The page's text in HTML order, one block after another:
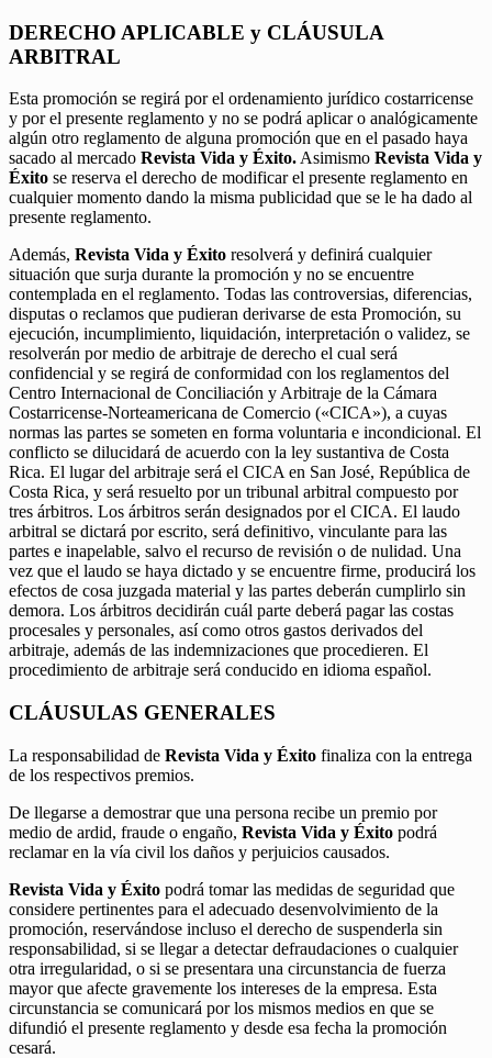
DERECHO APLICABLE y CLÁUSULA
ARBITRAL
Esta promoción se regirá por el ordenamiento jurídico costarricense
y por el presente reglamento y no se podrá aplicar o analógicamente
algún otro reglamento de alguna promoción que en el pasado haya
sacado al mercado Revista Vida y Éxito. Asimismo Revista Vida y
Éxito se reserva el derecho de modificar el presente reglamento en
cualquier momento dando la misma publicidad que se le ha dado al
presente reglamento.
Además, Revista Vida y Éxito resolverá y definirá cualquier
situación que surja durante la promoción y no se encuentre
contemplada en el reglamento. Todas las controversias, diferencias,
disputas o reclamos que pudieran derivarse de esta Promoción, su
ejecución, incumplimiento, liquidación, interpretación o validez, se
resolverán por medio de arbitraje de derecho el cual será
confidencial y se regirá de conformidad con los reglamentos del
Centro Internacional de Conciliación y Arbitraje de la Cámara
Costarricense-Norteamericana de Comercio («CICA»), a cuyas
normas las partes se someten en forma voluntaria e incondicional. El
conflicto se dilucidará de acuerdo con la ley sustantiva de Costa
Rica. El lugar del arbitraje será el CICA en San José, República de
Costa Rica, y será resuelto por un tribunal arbitral compuesto por
tres árbitros. Los árbitros serán designados por el CICA. El laudo
arbitral se dictará por escrito, será definitivo, vinculante para las
partes e inapelable, salvo el recurso de revisión o de nulidad. Una
vez que el laudo se haya dictado y se encuentre firme, producirá los
efectos de cosa juzgada material y las partes deberán cumplirlo sin
demora. Los árbitros decidirán cuál parte deberá pagar las costas
procesales y personales, así como otros gastos derivados del
arbitraje, además de las indemnizaciones que procedieren. El
procedimiento de arbitraje será conducido en idioma español.
CLÁUSULAS GENERALES
La responsabilidad de Revista Vida y Éxito finaliza con la entrega
de los respectivos premios.
De llegarse a demostrar que una persona recibe un premio por
medio de ardid, fraude o engaño, Revista Vida y Éxito podrá
reclamar en la vía civil los daños y perjuicios causados.
Revista Vida y Éxito podrá tomar las medidas de seguridad que
considere pertinentes para el adecuado desenvolvimiento de la
promoción, reservándose incluso el derecho de suspenderla sin
responsabilidad, si se llegar a detectar defraudaciones o cualquier
otra irregularidad, o si se presentara una circunstancia de fuerza
mayor que afecte gravemente los intereses de la empresa. Esta
circunstancia se comunicará por los mismos medios en que se
difundió el presente reglamento y desde esa fecha la promoción
cesará.